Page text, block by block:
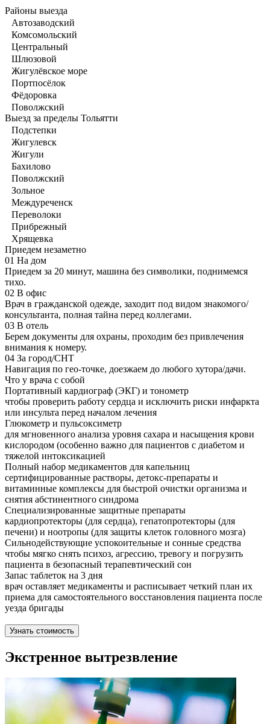
Районы выезда
Автозаводский
Комсомольский
Центральный
Шлюзовой
Жигулёвское море
Портпосёлок
Фёдоровка
Поволжский
Выезд за пределы Тольятти
Подстепки
Жигулевск
Жигули
Бахилово
Поволжский
Зольное
Междуреченск
Переволоки
Прибрежный
Хрящевка
Приедем незаметно
01 На дом
Приедем за 20 минут, машина без символики, поднимемся
тихо.
02 В офис
Врач в гражданской одежде, заходит под видом знакомого/
консультанта, полная тайна перед коллегами.
03 В отель
Берем документы для охраны, проходим без привлечения
внимания к номеру.
04 За город/СНТ
Навигация по гео-точке, доезжаем до любого хутора/дачи.
Что у врача с собой
Портативный кардиограф (ЭКГ) и тонометр
чтобы проверить работу сердца и исключить риски инфаркта
или инсульта перед началом лечения
Глюкометр и пульсоксиметр
для мгновенного анализа уровня сахара и насыщения крови
кислородом (особенно важно для пациентов с диабетом и
тяжелой интоксикацией
Полный набор медикаментов для капельниц
сертифицированные растворы, детокс-препараты и
витаминные комплексы для быстрой очистки организма и
снятия абстинентного синдрома
Специализированные защитные препараты
кардиопротекторы (для сердца), гепатопротекторы (для
печени) и ноотропы (для защиты клеток головного мозга)
Сильнодействующие успокоительные и сонные средства
чтобы мягко снять психоз, агрессию, тревогу и погрузить
пациента в безопасный терапевтический сон
Запас таблеток на 3 дня
врач оставляет медикаменты и расписывает четкий план их
приема для самостоятельного восстановления пациента после
уезда бригады
Узнать стоимость
Экстренное вытрезвление